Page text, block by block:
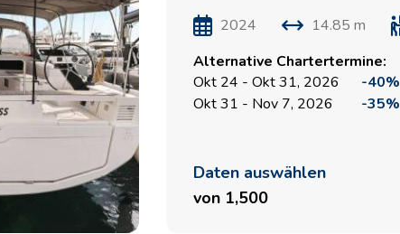
2024 14.85 m
Alternative Chartertermine:
Okt 24 - Okt 31, 2026
-40%
Okt 31 - Nov 7, 2026
-35%
Daten auswählen
von 1,500